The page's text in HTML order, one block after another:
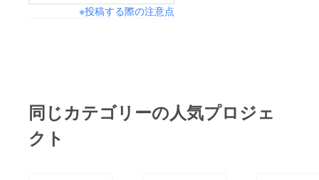
※投稿する際の注意点
同じカテゴリーの人気プロジェ
クト